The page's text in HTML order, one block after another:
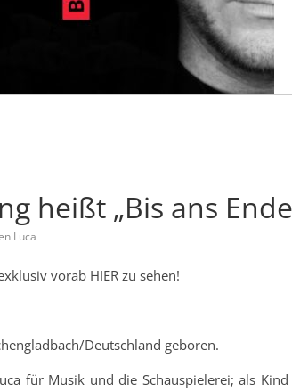
heißt „Bis ans
Luca
vorab HIER zu sehen!
Deutschland geboren.
für Musik und die Schauspielerei; als